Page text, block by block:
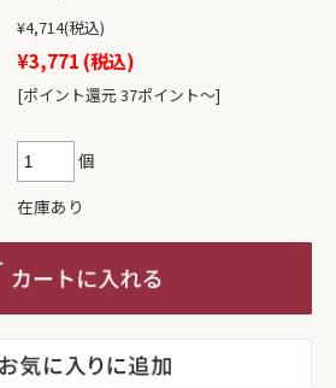
¥4,714(税込)
¥3,771 (税込)
[ポイント還元 37ポイント〜]
個
在庫あり